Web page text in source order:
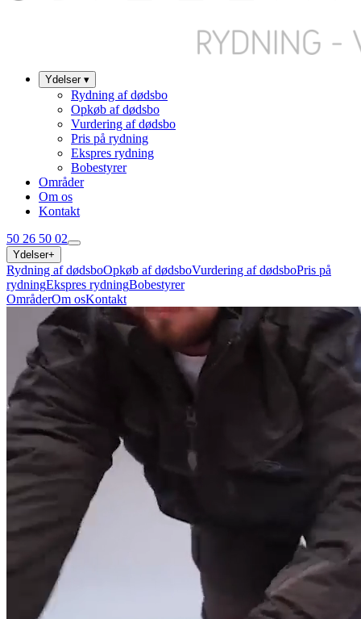
Ydelser ▾
Rydning af dødsbo
Opkøb af dødsbo
Vurdering af dødsbo
Pris på rydning
Ekspres rydning
Bobestyrer
Områder
Om os
Kontakt
50 26 50 02
Ydelser+
Rydning af dødsboOpkøb af dødsboVurdering af dødsboPris på
rydningEkspres rydningBobestyrer
OmråderOm osKontakt